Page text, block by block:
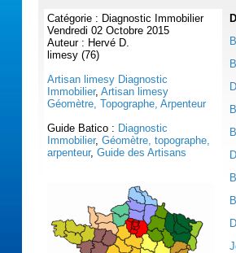
Catégorie : Diagnostic Immobilier
Vendredi 02 Octobre 2015
Auteur : Hervé D.
limesy (76)
Artisan limesy Diagnostic
Immobilier, Artisan limesy
Géomètre, Topographe, Arpenteur
Guide Batico : Diagnostic
Immobilier, Géomètre, topographe,
arpenteur, Guide des Artisans